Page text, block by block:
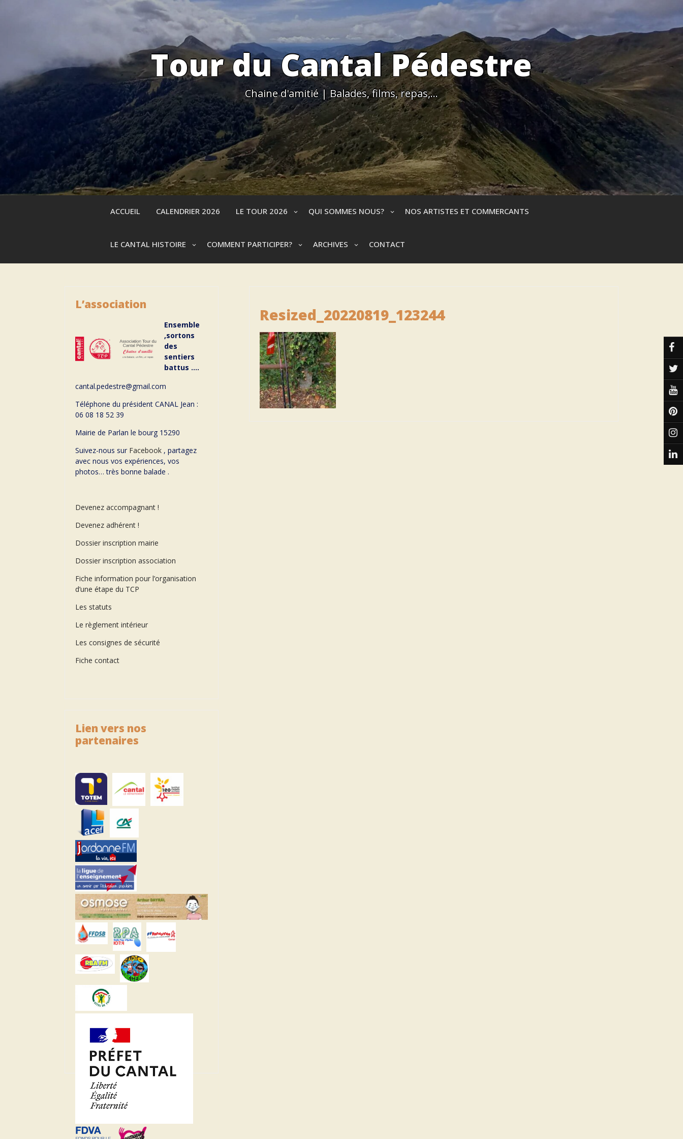
Tour du Cantal Pédestre
Chaine d'amitié | Balades, films, repas,…
ACCUEIL CALENDRIER 2026 LE TOUR 2026 QUI SOMMES NOUS? NOS ARTISTES ET COMMERCANTS
LE CANTAL HISTOIRE COMMENT PARTICIPER? ARCHIVES CONTACT
Resized_20220819_123244
L’association
Ensemble
,sortons
des
sentiers
battus ….
cantal.pedestre@gmail.com
Téléphone du président CANAL Jean :
06 08 18 52 39
Mairie de Parlan le bourg 15290
Suivez-nous sur Facebook , partagez
avec nous vos expériences, vos
photos… très bonne balade .
Devenez accompagnant !
Devenez adhérent !
Dossier inscription mairie
Dossier inscription association
Fiche information pour l’organisation
d’une étape du TCP
Les statuts
Le règlement intérieur
Les consignes de sécurité
Fiche contact
Lien vers nos
partenaires